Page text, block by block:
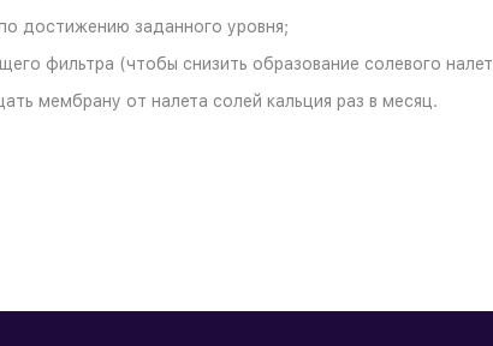
достижению заданного уровня;
фильтра (чтобы снизить образование солевого
мембрану от налета солей кальция раз в месяц.